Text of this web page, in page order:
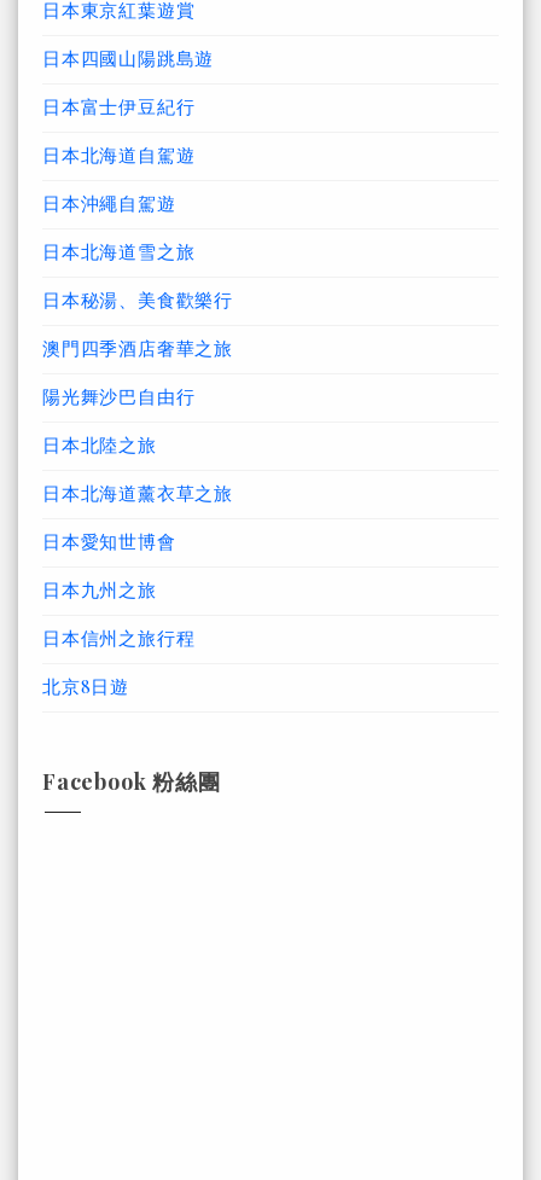
日本東京紅葉遊賞
日本四國山陽跳島遊
日本富士伊豆紀行
日本北海道自駕遊
日本沖繩自駕遊
日本北海道雪之旅
日本秘湯、美食歡樂行
澳門四季酒店奢華之旅
陽光舞沙巴自由行
日本北陸之旅
日本北海道薰衣草之旅
日本愛知世博會
日本九州之旅
日本信州之旅行程
北京8日遊
Facebook 粉絲團